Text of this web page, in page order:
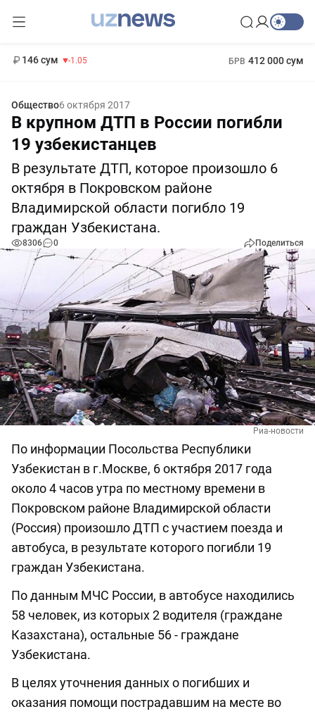
146 сум -1.05 БРВ 412 000 сум
Общество6 октября 2017
В крупном ДТП в России погибли
19 узбекистанцев
В результате ДТП, которое произошло 6
октября в Покровском районе
Владимирской области погибло 19
граждан Узбекистана.
8306 0 Поделиться
Риа-новости
По информации Посольства Республики
Узбекистан в г.Москве, 6 октября 2017 года
около 4 часов утра по местному времени в
Покровском районе Владимирской области
(Россия) произошло ДТП с участием поезда и
автобуса, в результате которого погибли 19
граждан Узбекистана.
По данным МЧС России, в автобусе находились
58 человек, из которых 2 водителя (граждане
Казахстана), остальные 56 - граждане
Узбекистана.
В целях уточнения данных о погибших и
оказания помощи пострадавшим на месте во